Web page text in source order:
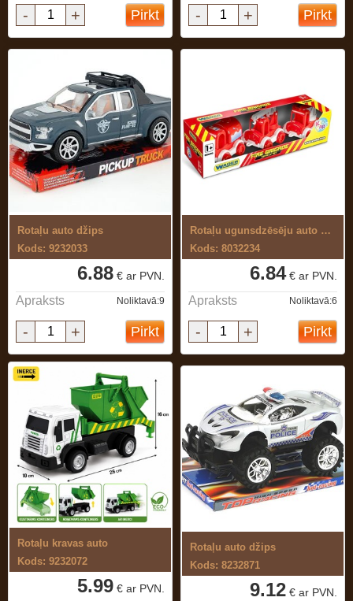
- + Pirkt - + Pirkt
Rotaļu auto džips
Kods: 9232033
6.88 € ar PVN.
Apraksts Noliktavā:9
- + Pirkt
Rotaļu ugunsdzēsēju auto komplekts
Kods: 8032234
6.84€ ar PVN.
Apraksts Noliktavā:6
- + Pirkt
Rotaļu kravas auto
Kods: 9232072
5.99 € ar PVN.
Rotaļu auto džips
Kods: 8232871
9.12 € ar PVN.